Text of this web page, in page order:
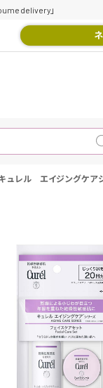
delivery」
ュレル エイジングケア